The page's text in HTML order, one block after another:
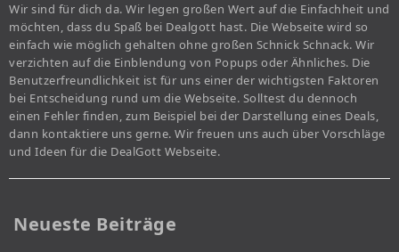
Wir sind für dich da. Wir legen großen Wert auf die Einfachheit und
möchten, dass du Spaß bei Dealgott hast. Die Webseite wird so
einfach wie möglich gehalten ohne großen Schnick Schnack. Wir
verzichten auf die Einblendung von Popups oder Ähnliches. Die
Benutzerfreundlichkeit ist für uns einer der wichtigsten Faktoren
bei Entscheidung rund um die Webseite. Solltest du dennoch
einen Fehler finden, zum Beispiel bei der Darstellung eines Deals,
dann kontaktiere uns gerne. Wir freuen uns auch über Vorschläge
und Ideen für die DealGott Webseite.
Neueste Beiträge